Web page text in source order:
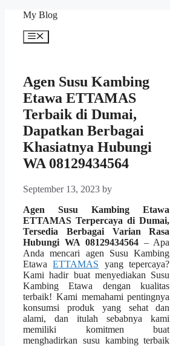
content
My Blog
Menu
Agen Susu Kambing
Etawa ETTAMAS
Terbaik di Dumai,
Dapatkan Berbagai
Khasiatnya Hubungi
WA 08129434564
September 13, 2023 by
Agen Susu Kambing Etawa
ETTAMAS Terpercaya di Dumai,
Tersedia Berbagai Varian Rasa
Hubungi WA 08129434564– Apa
Anda mencari agen Susu Kambing
EtawaETTAMAS yang tepercaya?
Kami hadir buat menyediakan Susu
Kambing Etawa dengan kualitas
terbaik! Kami memahami pentingnya
konsumsi produk yang sehat dan
alami, dan itulah sebabnya kami
memiliki komitmen buat
menghadirkan susu kambing terbaik